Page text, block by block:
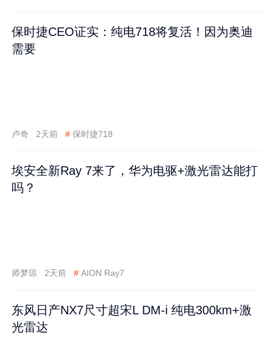
保时捷CEO证实：纯电718将复活！因为奥迪
需要
卢奇 2天前 # 保时捷718
埃安全新Ray 7来了，华为电驱+激光雷达能打
吗？
师梦琼 2天前 # AION Ray7
东风日产NX7尺寸超宋L DM-i 纯电300km+激
光雷达